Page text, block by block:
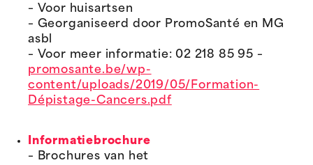
– Voor huisartsen
– Georganiseerd door PromoSanté en MG
asbl
– Voor meer informatie: 02 218 85 95 –
promosante.be/wp-
content/uploads/2019/05/Formation-
Dépistage-Cancers.pdf
Informatiebrochure
– Brochures van het